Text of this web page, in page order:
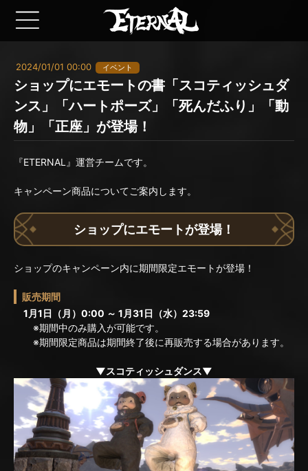
2024/01/01 00:00 イベント
ショップにエモートの書「スコティッシュダ
ンス」「ハートポーズ」「死んだふり」「動
物」「正座」が登場！
『ETERNAL』運営チームです。
キャンペーン商品についてご案内します。
ショップにエモートが登場！
ショップのキャンペーン内に期間限定エモートが登場！
販売期間
1月1日（月）0:00 ～ 1月31日（水）23:59
※期間中のみ購入が可能です。
※期間限定商品は期間終了後に再販売する場合があります。
▼スコティッシュダンス▼